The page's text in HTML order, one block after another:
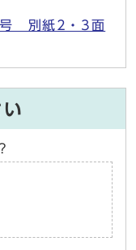
別紙2・3面